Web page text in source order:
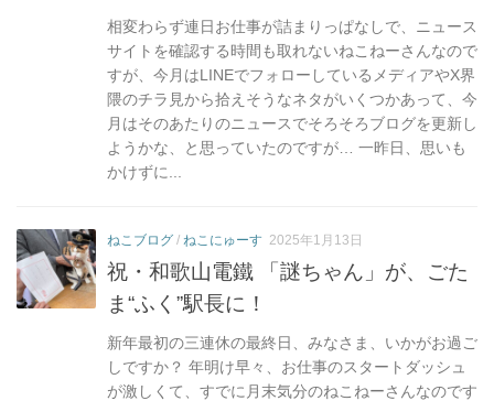
相変わらず連日お仕事が詰まりっぱなしで、ニュース
サイトを確認する時間も取れないねこねーさんなので
すが、今月はLINEでフォローしているメディアやX界
隈のチラ見から拾えそうなネタがいくつかあって、今
月はそのあたりのニュースでそろそろブログを更新し
ようかな、と思っていたのですが… 一昨日、思いも
かけずに...
ねこブログ / ねこにゅーす 2025年1月13日
祝・和歌山電鐵 「謎ちゃん」が、ごた
ま“ふく”駅長に！
新年最初の三連休の最終日、みなさま、いかがお過ご
しですか？ 年明け早々、お仕事のスタートダッシュ
が激しくて、すでに月末気分のねこねーさんなのです